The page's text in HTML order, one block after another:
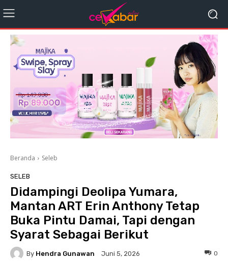
Beranda Seleb
SELEB
Didampingi Deolipa Yumara,
Mantan ART Erin Anthony Tetap
Buka Pintu Damai, Tapi dengan
Syarat Sebagai Berikut
By Hendra Gunawan Juni 5, 2026 0